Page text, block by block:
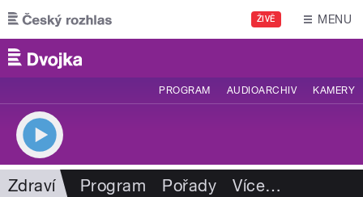
Přejít k hlavnímu obsahu
ŽIVĚ MENU
PROGRAM AUDIOARCHIV KAMERY
Zdraví Program Pořady Více…